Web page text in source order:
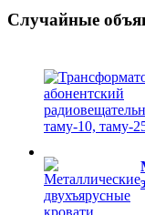
Случайные